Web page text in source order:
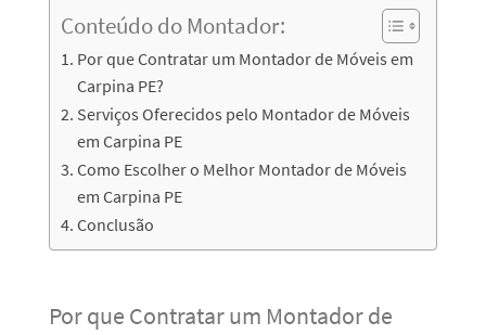
Conteúdo do Montador:
Por que Contratar um Montador de Móveis em
Carpina PE?
Serviços Oferecidos pelo Montador de Móveis
em Carpina PE
Como Escolher o Melhor Montador de Móveis
em Carpina PE
Conclusão
Por que Contratar um Montador de